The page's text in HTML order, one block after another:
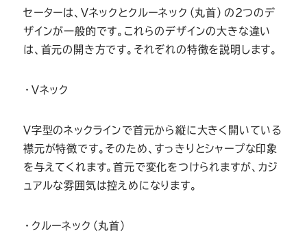
セーターは、Vネックとクルーネック（丸首）の2つのデ
ザインが一般的です。これらのデザインの大きな違い
は、首元の開き方です。それぞれの特徴を説明します。
・Vネック
V字型のネックラインで首元から縦に大きく開いている
襟元が特徴です。そのため、すっきりとシャープな印象
を与えてくれます。首元で変化をつけられますが、カジ
ュアルな雰囲気は控えめになります。
・クルーネック（丸首）